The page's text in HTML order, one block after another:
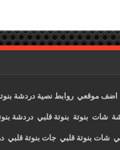
اضف موقعي روابط نصية دردشة
شات بنوتة بنوتة قلبي دردشة
شات بنوتة قلبي جات بنوتة قلبي